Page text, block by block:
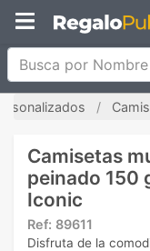
Busca por Nombre
Camisetas
peinado 150
Iconic
Ref: 89611
Disfruta de la